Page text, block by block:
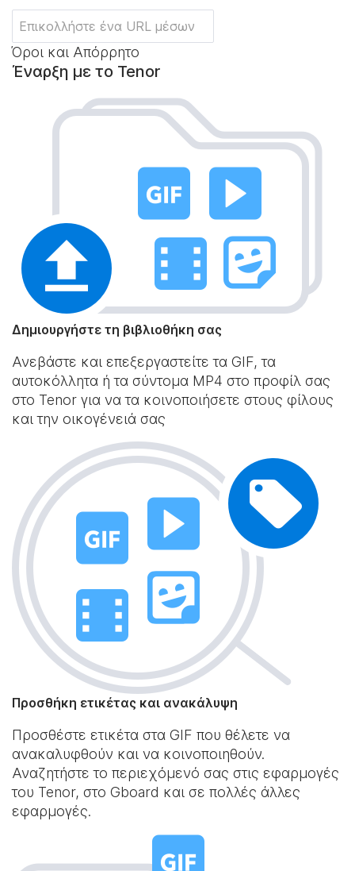
Όροι και Απόρρητο
Έναρξη με το Tenor
Δημιουργήστε τη βιβλιοθήκη σας
Ανεβάστε και επεξεργαστείτε τα GIF, τα
αυτοκόλλητα ή τα σύντομα MP4 στο προφίλ σας
στο Tenor για να τα κοινοποιήσετε στους φίλους
και την οικογένειά σας
Προσθήκη ετικέτας και ανακάλυψη
Προσθέστε ετικέτα στα GIF που θέλετε να
ανακαλυφθούν και να κοινοποιηθούν.
Αναζητήστε το περιεχόμενό σας στις εφαρμογές
του Tenor, στο Gboard και σε πολλές άλλες
εφαρμογές.